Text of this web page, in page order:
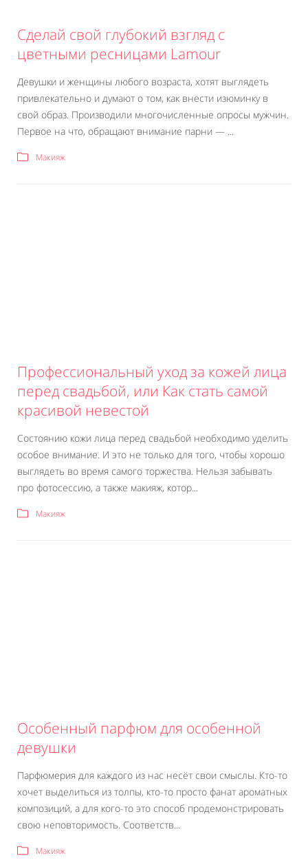
Сделай свой глубокий взгляд с
цветными ресницами Lamour
Девушки и женщины любого возраста, хотят выглядеть
привлекательно и думают о том, как внести изюминку в
свой образ. Производили многочисленные опросы мужчин.
Первое на что, обращают внимание парни — ...
Макияж
Профессиональный уход за кожей лица
перед свадьбой, или Как стать самой
красивой невестой
Состоянию кожи лица перед свадьбой необходимо уделить
особое внимание. И это не только для того, чтобы хорошо
выглядеть во время самого торжества. Нельзя забывать
про фотосессию, а также макияж, котор...
Макияж
Особенный парфюм для особенной
девушки
Парфюмерия для каждого из нас несёт свои смыслы. Кто-то
хочет выделиться из толпы, кто-то просто фанат ароматных
композиций, а для кого-то это способ продемонстрировать
свою неповторимость. Соответств...
Макияж